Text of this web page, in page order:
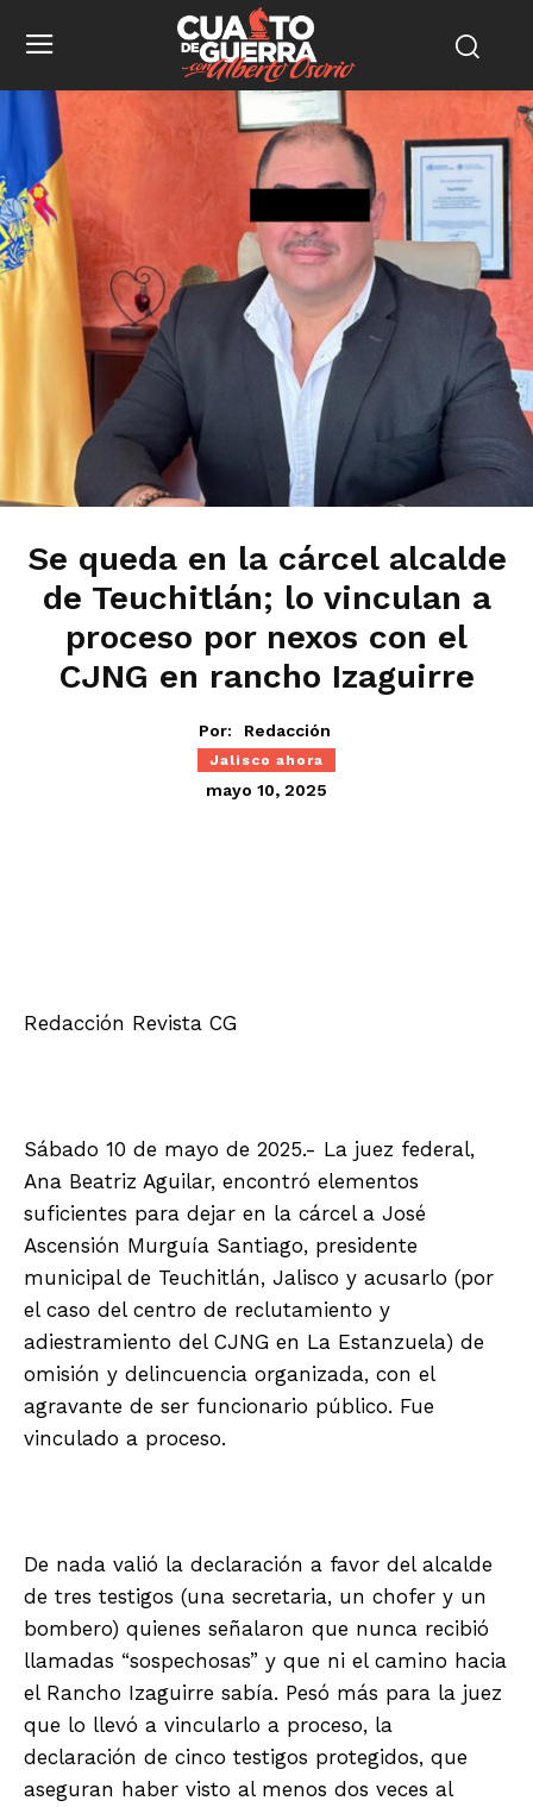
Se queda en la cárcel alcalde
de Teuchitlán; lo vinculan a
proceso por nexos con el
CJNG en rancho Izaguirre
Por: Redacción
Jalisco ahora
mayo 10, 2025
Redacción Revista CG
Sábado 10 de mayo de 2025.- La juez federal,
Ana Beatriz Aguilar, encontró elementos
suficientes para dejar en la cárcel a José
Ascensión Murguía Santiago, presidente
municipal de Teuchitlán, Jalisco y acusarlo (por
el caso del centro de reclutamiento y
adiestramiento del CJNG en La Estanzuela) de
omisión y delincuencia organizada, con el
agravante de ser funcionario público. Fue
vinculado a proceso.
De nada valió la declaración a favor del alcalde
de tres testigos (una secretaria, un chofer y un
bombero) quienes señalaron que nunca recibió
llamadas “sospechosas” y que ni el camino hacia
el Rancho Izaguirre sabía. Pesó más para la juez
que lo llevó a vincularlo a proceso, la
declaración de cinco testigos protegidos, que
aseguran haber visto al menos dos veces al